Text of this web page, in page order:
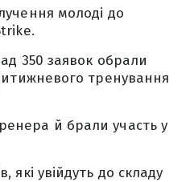
молоді до
350 заявок обрали
тренування
й брали участь у
увійдуть до складу